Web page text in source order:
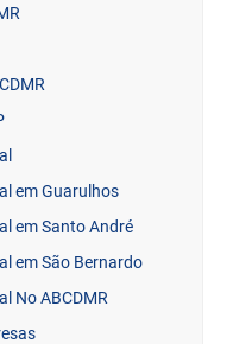
em Guarulhos
em Santo André
em São Bernardo
No ABCDMR